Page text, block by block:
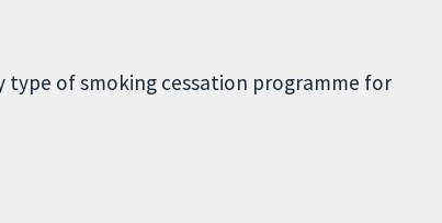
of smoking cessation programme for